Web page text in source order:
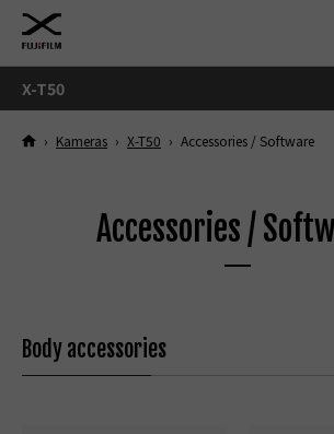
X-T50
› Kameras › X-T50 › Accessories / Software
Accessories /
Body accessories